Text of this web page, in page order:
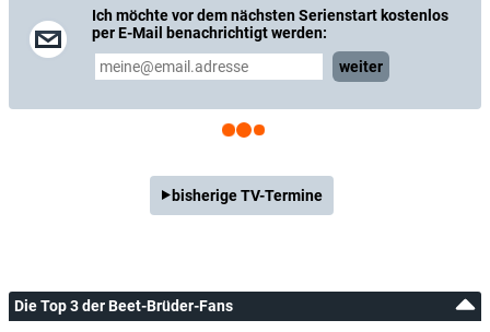
Ich möchte vor dem nächsten Serienstart kostenlos
per E-Mail benachrichtigt werden:
weiter
bisherige TV-Termine
Die Top 3 der Beet-Brüder-Fans